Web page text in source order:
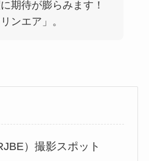
期待が膨らみます！
ンエア 」。
）撮影スポット